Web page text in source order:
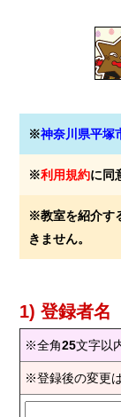
※神奈川県平塚
※利用規約に同
※教室を紹介す
きません。
1) 登録者名
※全角25文字以
※登録後の変更